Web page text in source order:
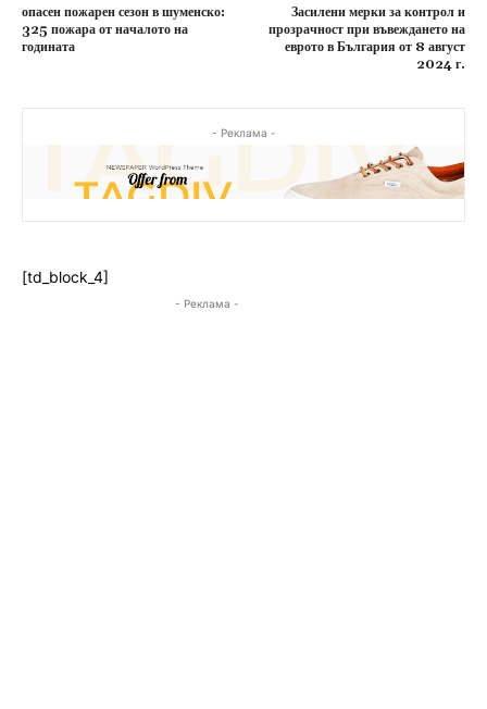
опасен пожарен сезон в шуменско:
325 пожара от началото на
годината
Засилени мерки за контрол и
прозрачност при въвеждането на
еврото в България от 8 август
2024 г.
- Реклама -
[td_block_4]
- Реклама -